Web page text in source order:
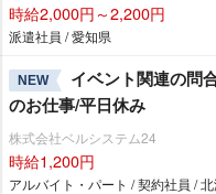
時給2,000円～2,200円
派遣社員 / 愛知県
NEW
イベント関連の問
のお仕事/平日休み
株式会社ベルシステム24
時給1,200円
アルバイト・パート / 契約社員 /